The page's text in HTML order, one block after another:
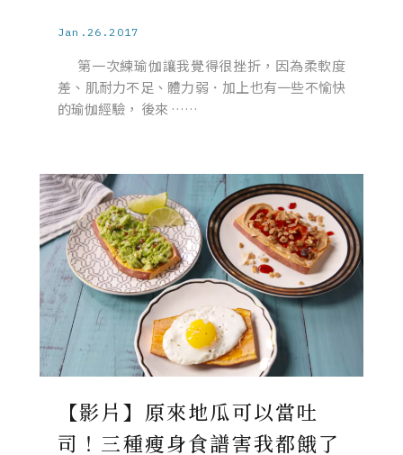
Jan.26.2017
第一次練瑜伽讓我覺得很挫折，因為柔軟度
差、肌耐力不足、體力弱．加上也有一些不愉快
的瑜伽經驗， 後來 ……
【影片】原來地瓜可以當吐
司！三種瘦身食譜害我都餓了